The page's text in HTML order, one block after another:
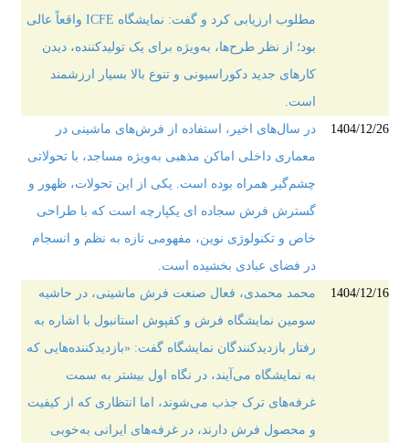
مطلوب ارزیابی کرد و گفت: نمایشگاه ICFE واقعاً عالی
بود؛ از نظر طرح‌ها، به‌ویژه برای یک تولیدکننده، دیدن
کارهای جدید دکوراسیونی و تنوع بالا بسیار ارزشمند
است.
1404/12/26
در سال‌های اخیر، استفاده از فرش‌های ماشینی در
معماری داخلی اماکن مذهبی به‌ویژه مساجد، با تحولاتی
چشم‌گیر همراه بوده است. یکی از این تحولات، ظهور و
گسترش فرش سجاده ای یکپارچه است که با طراحی
خاص و تکنولوژی نوین، مفهومی تازه به نظم و انسجام
در فضای عبادی بخشیده است.
1404/12/16
محمد محمدی، فعال صنعت فرش ماشینی، در حاشیه
سومین نمایشگاه فرش و کفپوش استانبول با اشاره به
رفتار بازدیدکنندگان نمایشگاه گفت: «بازدیدکننده‌هایی که
به نمایشگاه می‌آیند، در نگاه اول بیشتر به سمت
غرفه‌های ترک جذب می‌شوند، اما انتظاری که از کیفیت
و محصول فرش دارند، در غرفه‌های ایرانی به‌خوبی